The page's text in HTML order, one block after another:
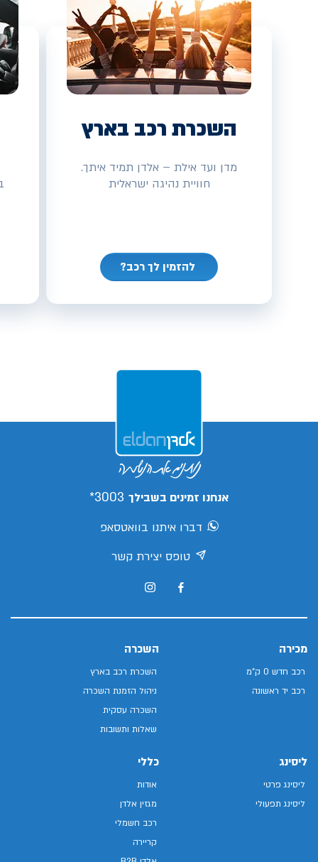
השכרת רכב בארץ
מדן ועד אילת – אלדן תמיד איתך.
חוויית נהיגה ישראלית
להזמין לך רכב?
אנחנו זמינים בשבילך 3003*
דברו איתנו בוואטסאפ
טופס יצירת קשר
מכירה
רכב חדש 0 ק"מ
רכב יד ראשונה
השכרה
השכרת רכב בארץ
ניהול הזמנת השכרה
השכרה עסקית
שאלות ותשובות
ליסינג
ליסינג פרטי
ליסינג תפעולי
כללי
אודות
מגזין אלדן
רכב חשמלי
קריירה